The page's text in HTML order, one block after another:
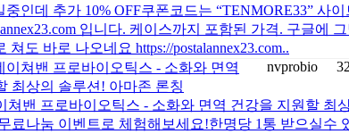
중인데 추가 10% OFF쿠폰코드는 “TENMORE33” 사이
입니다. 케이스까지 포함된 가격. 구글에 그
쳐도 바로 나오네요 https://postalannex23.com..
이쳐밴 프로바이오틱스 - 소화와 면역
최상의 솔루션! 아마존 론칭
nvprobio
쳐밴 프로바이오틱스 - 소화와 면역 건강을 지원할 최
료나눔 이벤트로 체험해보세요!한명당 1통 받으실수